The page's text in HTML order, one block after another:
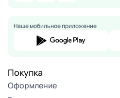
Наше мобильное приложение
Покупка
Оформление